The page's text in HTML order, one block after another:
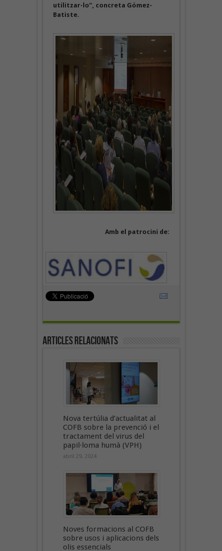
utilitzar-lo”, concreta Gómez-
Batiste.
Amb el patrocini de:
Articles Relacionats
Nova tertúlia d’actualitat al
COFB sobre la prevenció i el
tractament del virus del
papil·loma humà (VPH)
abril 29, 2024
Noves formacions al COFB
sobre usos i aplicacions dels
olis essencials